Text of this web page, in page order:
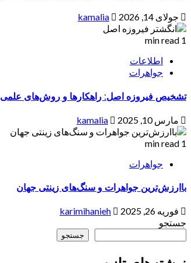
جولای 14, 2026 kamalia
1 min read
اطلاعات
جواهرات
تشخیص فیروزه اصل: راهکارها و روش‌های علمی
مارس 10, 2025 kamalia
1 min read
جواهرات
باارزش‌ترین جواهرات و سنگ‌های زینتی جهان
فوریه 26, 2025
karimihanieh
جستجو
جستجو